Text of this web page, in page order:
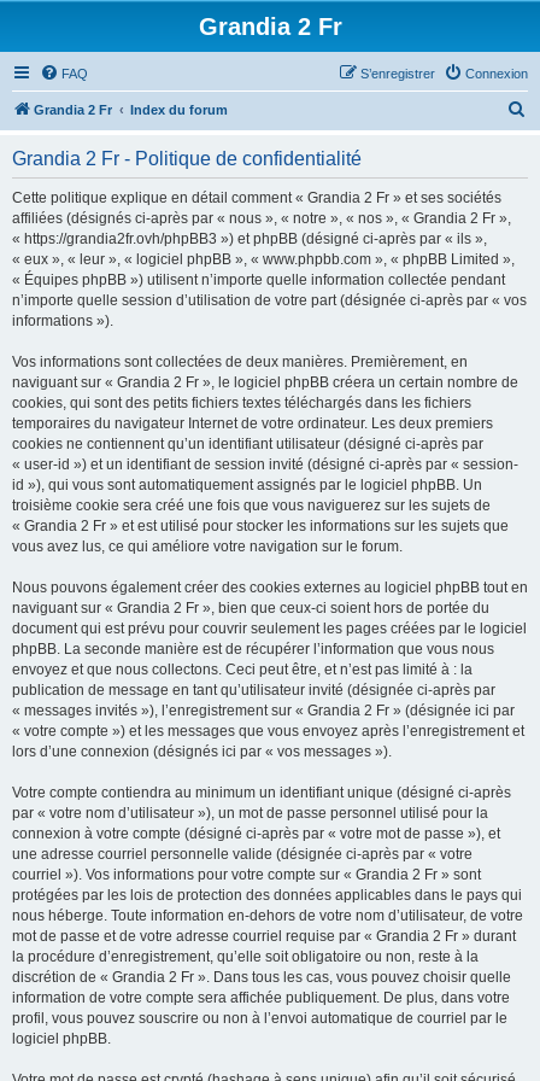
Grandia 2 Fr
FAQ Connexion
S’enregistrer
Grandia 2 Fr Index du forum
Grandia 2 Fr - Politique de confidentialité
Cette politique explique en détail comment « Grandia 2 Fr » et ses sociétés
affiliées (désignés ci-après par « nous », « notre », « nos », « Grandia 2 Fr »,
« https://grandia2fr.ovh/phpBB3 ») et phpBB (désigné ci-après par « ils »,
« eux », « leur », « logiciel phpBB », « www.phpbb.com », « phpBB Limited »,
« Équipes phpBB ») utilisent n’importe quelle information collectée pendant
n’importe quelle session d’utilisation de votre part (désignée ci-après par « vos
informations »).
Vos informations sont collectées de deux manières. Premièrement, en
naviguant sur « Grandia 2 Fr », le logiciel phpBB créera un certain nombre de
cookies, qui sont des petits fichiers textes téléchargés dans les fichiers
temporaires du navigateur Internet de votre ordinateur. Les deux premiers
cookies ne contiennent qu’un identifiant utilisateur (désigné ci-après par
« user-id ») et un identifiant de session invité (désigné ci-après par « session-
id »), qui vous sont automatiquement assignés par le logiciel phpBB. Un
troisième cookie sera créé une fois que vous naviguerez sur les sujets de
« Grandia 2 Fr » et est utilisé pour stocker les informations sur les sujets que
vous avez lus, ce qui améliore votre navigation sur le forum.
Nous pouvons également créer des cookies externes au logiciel phpBB tout en
naviguant sur « Grandia 2 Fr », bien que ceux-ci soient hors de portée du
document qui est prévu pour couvrir seulement les pages créées par le logiciel
phpBB. La seconde manière est de récupérer l’information que vous nous
envoyez et que nous collectons. Ceci peut être, et n’est pas limité à : la
publication de message en tant qu’utilisateur invité (désignée ci-après par
« messages invités »), l’enregistrement sur « Grandia 2 Fr » (désignée ici par
« votre compte ») et les messages que vous envoyez après l’enregistrement et
lors d’une connexion (désignés ici par « vos messages »).
Votre compte contiendra au minimum un identifiant unique (désigné ci-après
par « votre nom d’utilisateur »), un mot de passe personnel utilisé pour la
connexion à votre compte (désigné ci-après par « votre mot de passe »), et
une adresse courriel personnelle valide (désignée ci-après par « votre
courriel »). Vos informations pour votre compte sur « Grandia 2 Fr » sont
protégées par les lois de protection des données applicables dans le pays qui
nous héberge. Toute information en-dehors de votre nom d’utilisateur, de votre
mot de passe et de votre adresse courriel requise par « Grandia 2 Fr » durant
la procédure d’enregistrement, qu’elle soit obligatoire ou non, reste à la
discrétion de « Grandia 2 Fr ». Dans tous les cas, vous pouvez choisir quelle
information de votre compte sera affichée publiquement. De plus, dans votre
profil, vous pouvez souscrire ou non à l’envoi automatique de courriel par le
logiciel phpBB.